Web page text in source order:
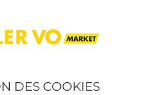
DES COOKIES